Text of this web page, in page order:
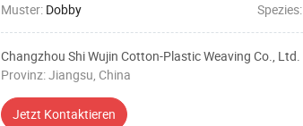
Muster: Dobby Spezies:
Changzhou Shi Wujin Cotton-Plastic Weaving Co., Ltd.
Provinz: Jiangsu, China
Jetzt Kontaktieren